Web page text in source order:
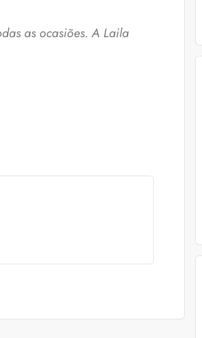
as ocasiões. A Laila
e a boa notícia é que é possível tratá-lo e